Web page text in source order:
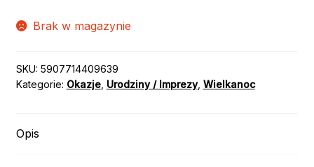
Brak w magazynie
SKU: 5907714409639
Kategorie: Okazje, Urodziny / Imprezy, Wielkanoc
Opis